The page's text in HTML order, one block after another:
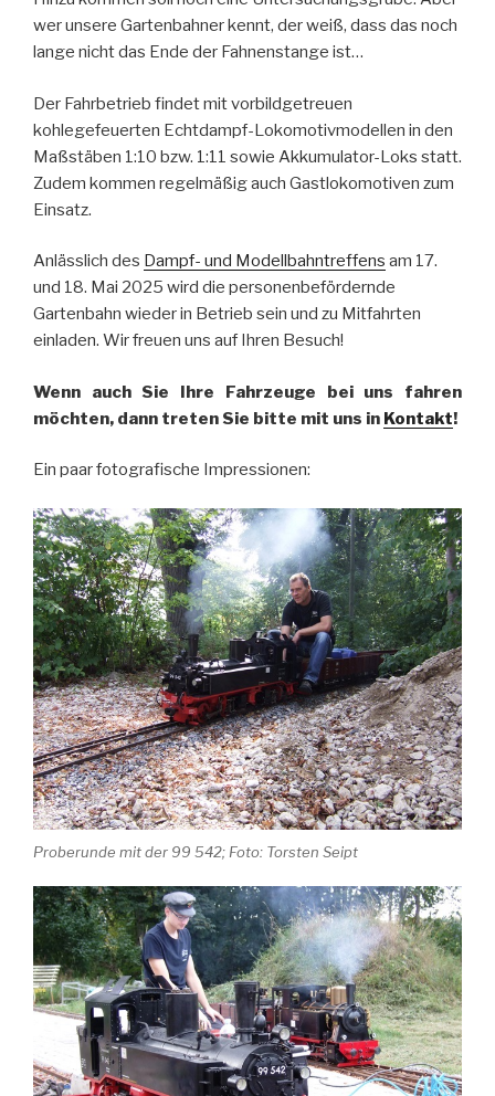
wer unsere Gartenbahner kennt, der weiß, dass das noch
lange nicht das Ende der Fahnenstange ist…
Der Fahrbetrieb findet mit vorbildgetreuen
kohlegefeuerten Echtdampf-Lokomotivmodellen in den
Maßstäben 1:10 bzw. 1:11 sowie Akkumulator-Loks statt.
Zudem kommen regelmäßig auch Gastlokomotiven zum
Einsatz.
Anlässlich des Dampf- und Modellbahntreffens am 17.
und 18. Mai 2025 wird die personenbefördernde
Gartenbahn wieder in Betrieb sein und zu Mitfahrten
einladen. Wir freuen uns auf Ihren Besuch!
Wenn auch Sie Ihre Fahrzeuge bei uns fahren
möchten, dann treten Sie bitte mit uns in Kontakt!
Ein paar fotografische Impressionen:
Proberunde mit der 99 542; Foto: Torsten Seipt